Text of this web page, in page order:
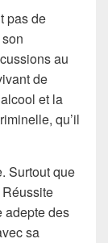
pas de
au
de
et la
qu’il
Surtout que
adepte des
sa